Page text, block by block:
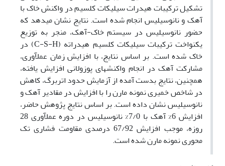
تشکیل ترکیبات هیدرات سیلیکات کلسیم در واکنش خاک با
آهک و نانوسیلیس انجام شده است. نتایج نشان می­دهد که
حضور نانوسیلیس در سیستم خاک-آهک، منجر به توزیع
یکنواخت ترکیبات سیلیکات کلسیم هیدراته (C-S-H) در
خاک شده است. بر اساس نتایج، با افزایش زمان عمل­آوری،
مشارکت آهک در انجام واکنش­های پوزولانی افزایش یافته،
همچنین، نتایج بدست آمده از آزمایش حدود اتربرگ، کاهش
در شاخص خمیری نمونه مارن را با افزایش در مقادیر آهک و
نانوسیلیس نشان داده است. بر اساس نتایج پژوهش حاضر،
افزایش 6% آهک با 7/0% نانوسیلیس در دوره عمل­آوری 28
روزه، موجب افزایش 67/92 درصدی مقاومت فشاری تک
محوری نمونه مارن شده است.